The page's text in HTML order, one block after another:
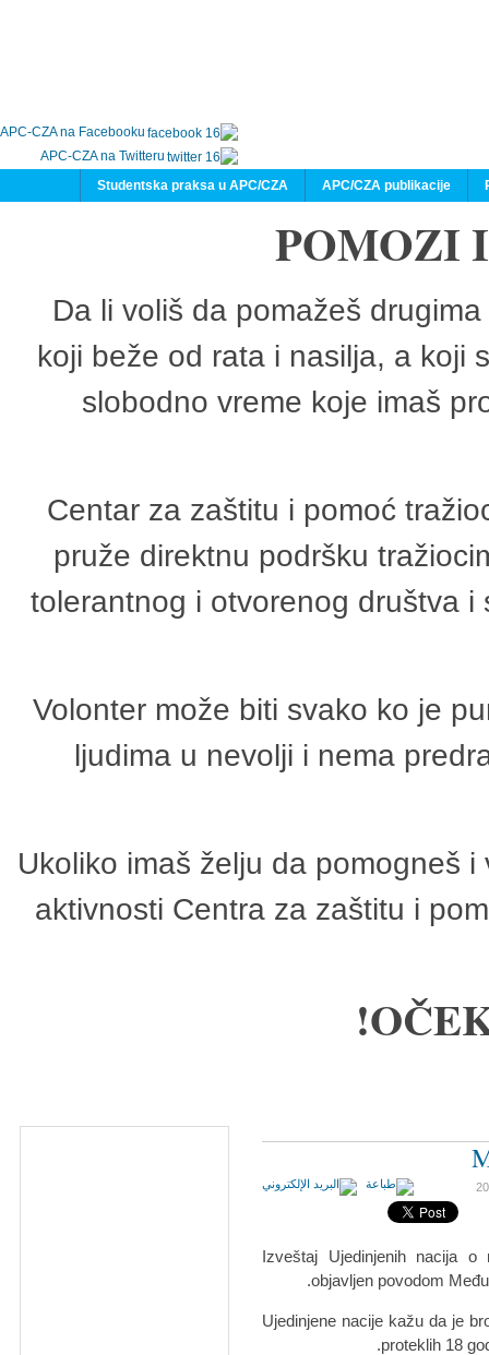
APC-CZA na Facebooku
APC-CZA na Twitteru
APC/CZA publikacije
Studentska praksa u APC/CZA
POMOZI
Da li voliš da pomažeš
koji beže od rata i nasilja, a koji
slobodno vreme koje imaš
Centar za zaštitu i pomoć
pruže direktnu podršku
tolerantnog i otvorenog društva
Volonter može biti svako ko je
ljudima u nevolji i nema
Ukoliko imaš želju da pomogneš
aktivnosti Centra za zaštitu i
Izveštaj Ujedinjenih nacija o
objavljen povodom
Ujedinjene nacije kažu da je
proteklih 18